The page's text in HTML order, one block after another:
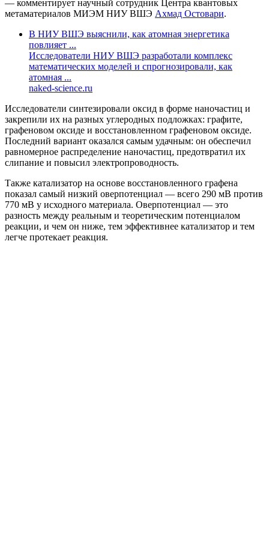
— комментирует научный сотрудник Центра квантовых
метаматериалов МИЭМ НИУ ВШЭ Ахмад Остовари.
В НИУ ВШЭ выяснили, как атомная энергетика
повлияет ...
Исследователи НИУ ВШЭ разработали комплекс
математических моделей и спрогнозировали, как
атомная ...
naked-science.ru
Исследователи синтезировали оксид в форме наночастиц и
закрепили их на разных углеродных подложках: графите,
графеновом оксиде и восстановленном графеновом оксиде.
Последний вариант оказался самым удачным: он обеспечил
равномерное распределение наночастиц, предотвратил их
слипание и повысил электропроводность.
Также катализатор на основе восстановленного графена
показал самый низкий оверпотенциал — всего 290 мВ против
770 мВ у исходного материала. Оверпотенциал — это
разность между реальным и теоретическим потенциалом
реакции, и чем он ниже, тем эффективнее катализатор и тем
легче протекает реакция.